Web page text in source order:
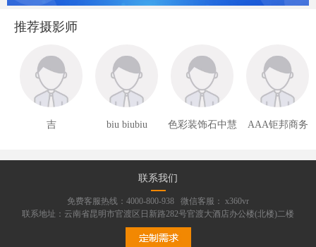
推荐摄影师
吉 biu biubiu 色彩装饰石中慧 AAA钜邦商务
联系我们
免费客服热线：4000-800-938 微信客服： x360vr
联系地址：云南省昆明市官渡区日新路282号官渡大酒店办公楼(北楼)二楼